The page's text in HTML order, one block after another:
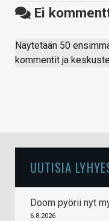
Ei
Näytetään 50
kommentit ja
UUTISIA
Doom pyörii nyt
6.8.2026